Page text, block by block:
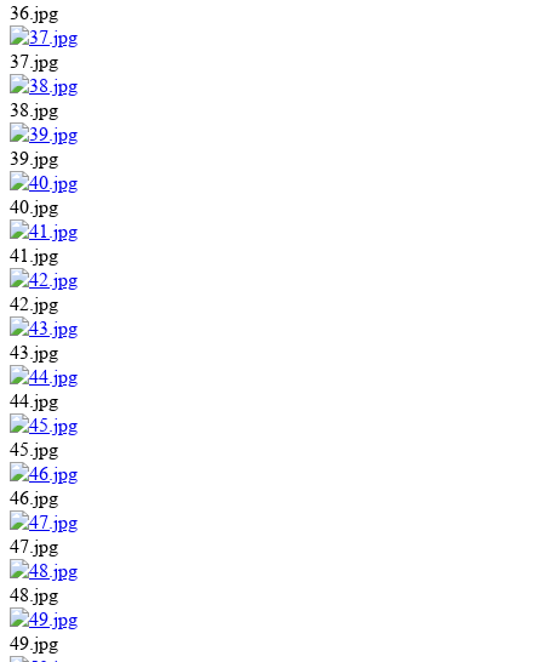
36.jpg
37.jpg
38.jpg
39.jpg
40.jpg
41.jpg
42.jpg
43.jpg
44.jpg
45.jpg
46.jpg
47.jpg
48.jpg
49.jpg